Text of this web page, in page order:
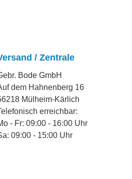
/ Zentrale
Bode GmbH
dem Hahnenberg 16
Mülheim-Kärlich
erreichbar:
- Fr: 09:00 - 16:00 Uhr
09:00 - 15:00 Uhr